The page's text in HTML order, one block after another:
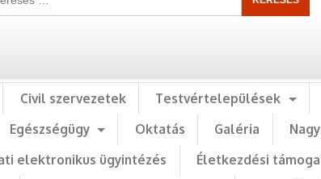
Civil szervezetek Testvértelepülések
Egészségügy Oktatás Galéria
elektronikus ügyintézés Életkezdési